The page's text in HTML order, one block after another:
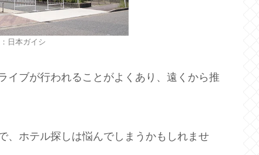
日本ガイシ
イブが行われることがよくあり、遠くから推
、ホテル探しは悩んでしまうかもしれませ